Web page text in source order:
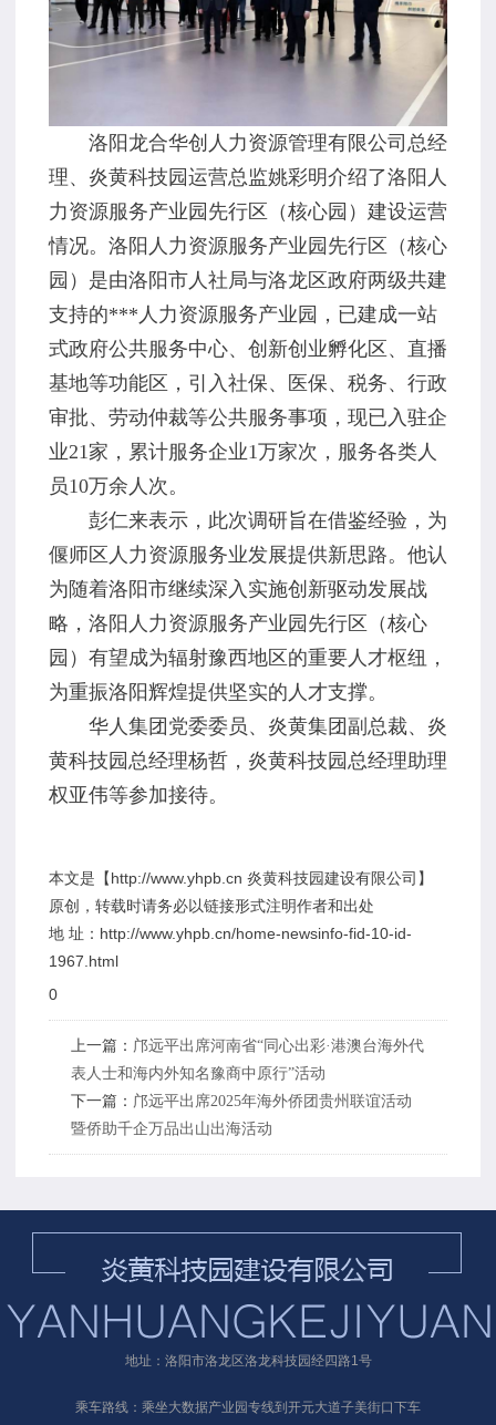
洛阳龙合华创人力资源管理有限公司总经
理、炎黄科技园运营总监姚彩明介绍了洛阳人
力资源服务产业园先行区（核心园）建设运营
情况。洛阳人力资源服务产业园先行区（核心
园）是由洛阳市人社局与洛龙区政府两级共建
支持的***人力资源服务产业园，已建成一站
式政府公共服务中心、创新创业孵化区、直播
基地等功能区，引入社保、医保、税务、行政
审批、劳动仲裁等公共服务事项，现已入驻企
业21家，累计服务企业1万家次，服务各类人
员10万余人次。
彭仁来表示，此次调研旨在借鉴经验，为
偃师区人力资源服务业发展提供新思路。他认
为随着洛阳市继续深入实施创新驱动发展战
略，洛阳人力资源服务产业园先行区（核心
园）有望成为辐射豫西地区的重要人才枢纽，
为重振洛阳辉煌提供坚实的人才支撑。
华人集团党委委员、炎黄集团副总裁、炎
黄科技园总经理杨哲，炎黄科技园总经理助理
权亚伟等参加接待。
本文是【http://www.yhpb.cn 炎黄科技园建设有限公司】
原创，转载时请务必以链接形式注明作者和出处
地 址：http://www.yhpb.cn/home-newsinfo-fid-10-id-
1967.html
0
上一篇： 邝远平出席河南省“同心出彩·港澳台海外代
表人士和海内外知名豫商中原行”活动
下一篇： 邝远平出席2025年海外侨团贵州联谊活动
暨侨助千企万品出山出海活动
地址：洛阳市洛龙区洛龙科技园经四路1号
乘车路线：乘坐大数据产业园专线到开元大道子美街口下车